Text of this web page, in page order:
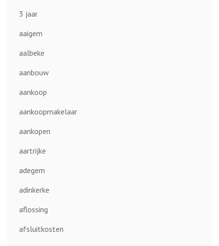
3 jaar
aaigem
aalbeke
aanbouw
aankoop
aankoopmakelaar
aankopen
aartrijke
adegem
adinkerke
aflossing
afsluitkosten